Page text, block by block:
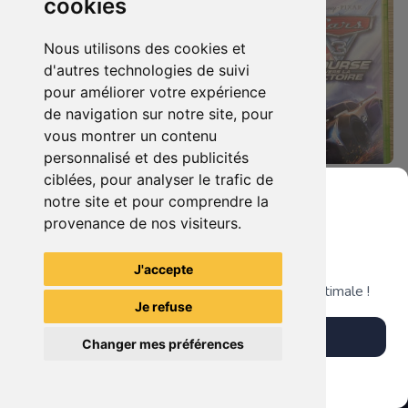
cookies
Nous utilisons des cookies et
d'autres technologies de suivi
pour améliorer votre expérience
de navigation sur notre site, pour
vous montrer un contenu
personnalisé et des publicités
ciblées, pour analyser le trafic de
notre site et pour comprendre la
provenance de nos visiteurs.
J'accepte
Je refuse
Changer mes préférences
19.90 € 0
Castlevania : Lords Of Shadow Xbox 360
19.90 €
TheGamingR83
Grenier du Geek
Télécharge notre app pour une expérience optimale !
Télécharger l'app